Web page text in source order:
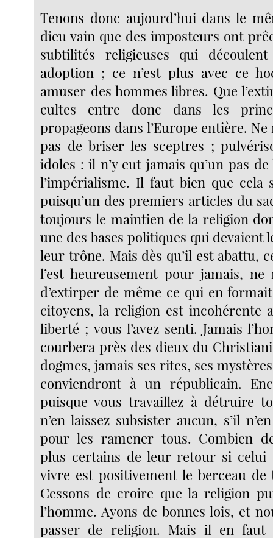
Tenons donc aujourd’hui dans le
dieu vain que des imposteurs ont
subtilités religieuses qui
adoption ; ce n’est plus avec ce
amuser des hommes libres. Que
cultes entre donc dans les
propageons dans l’Europe entière.
pas de briser les sceptres ;
idoles : il n’y eut jamais qu’un pas
l’impérialisme. Il faut bien que cela
puisqu’un des premiers articles du
toujours le maintien de la religion
une des bases politiques qui devaient
leur trône. Mais dès qu’il est abattu,
l’est heureusement pour jamais,
d’extirper de même ce qui en
citoyens, la religion est incohérente
liberté ; vous l’avez senti. Jamais
courbera près des dieux du
dogmes, jamais ses rites, ses
conviendront à un républicain.
puisque vous travaillez à détruire
n’en laissez subsister aucun, s’il
pour les ramener tous. Combien
plus certains de leur retour si celui
vivre est positivement le berceau
Cessons de croire que la religion
l’homme. Ayons de bonnes lois, et
passer de religion. Mais il en faut